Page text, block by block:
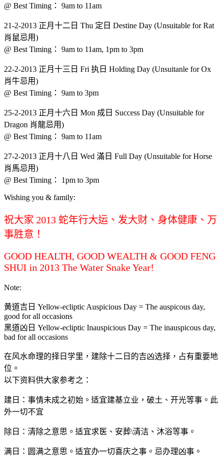
@ Best Timing： 9am to 11am
21-2-2013 正月十二日 Thu 定日 Destine Day (Unsuitable for Rat
肖鼠忌用)
@ Best Timing： 9am to 11am, 1pm to 3pm
22-2-2013 正月十三日 Fri 执日 Holding Day (Unsuitanle for Ox
肖牛忌用)
@ Best Timing： 9am to 3pm
25-2-2013 正月十六日 Mon 成日 Success Day (Unsuitable for
Dragon 肖龍忌用)
@ Best Timing： 9am to 11am
27-2-2013 正月十八日 Wed 滿日 Full Day (Unsuitable for Horse
肖馬忌用)
@ Best Timing： 1pm to 3pm
Wishing you & family:
祝大家 2013 蛇年行大运、发大财、身体健康、万
事胜意！
GOOD HEALTH, GOOD WEALTH & GOOD FENG
SHUI in 2013 The Water Snake Year!
Note:
黄道吉日 Yellow-ecliptic Auspicious Day = The auspicous day,
good for all occasions
黑道凶日 Yellow-ecliptic Inauspicious Day = The inauspicous day,
bad for all occasions
在风水命理的择日学里，建除十二日的吉凶选择，占有重要地
位。
以下资料供大家参考之：
建日：事情未成之初始。适宜建基立业，破土、开光等事。此
外一切不宜
除日：清除之意思。适宜求医、安葬\清洁、沐浴等事。
满日：圆满之意思。适宜办一切喜庆之事。忌办理凶事。